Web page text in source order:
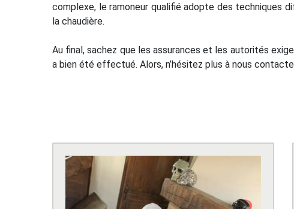
complexe, le ramoneur qualifié adopte des techniques
la chaudière.
Au final, sachez que les assurances et les autorités
a bien été effectué. Alors, n’hésitez plus à nous